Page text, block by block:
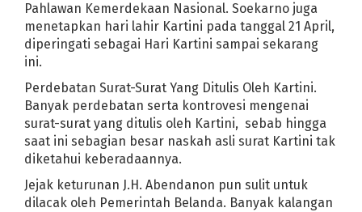
Pahlawan Kemerdekaan Nasional. Soekarno juga
menetapkan hari lahir Kartini pada tanggal 21 April,
diperingati sebagai Hari Kartini sampai sekarang
ini.
Perdebatan Surat-Surat Yang Ditulis Oleh Kartini.
Banyak perdebatan serta kontrovesi mengenai
surat-surat yang ditulis oleh Kartini, sebab hingga
saat ini sebagian besar naskah asli surat Kartini tak
diketahui keberadaannya.
Jejak keturunan J.H. Abendanon pun sulit untuk
dilacak oleh Pemerintah Belanda. Banyak kalangan